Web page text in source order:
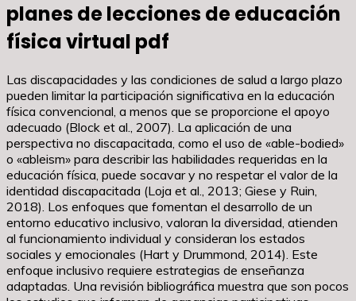
planes de lecciones de educación
física virtual pdf
Las discapacidades y las condiciones de salud a largo plazo
pueden limitar la participación significativa en la educación
física convencional, a menos que se proporcione el apoyo
adecuado (Block et al., 2007). La aplicación de una
perspectiva no discapacitada, como el uso de «able-bodied»
o «ableism» para describir las habilidades requeridas en la
educación física, puede socavar y no respetar el valor de la
identidad discapacitada (Loja et al., 2013; Giese y Ruin,
2018). Los enfoques que fomentan el desarrollo de un
entorno educativo inclusivo, valoran la diversidad, atienden
al funcionamiento individual y consideran los estados
sociales y emocionales (Hart y Drummond, 2014). Este
enfoque inclusivo requiere estrategias de enseñanza
adaptadas. Una revisión bibliográfica muestra que son pocos